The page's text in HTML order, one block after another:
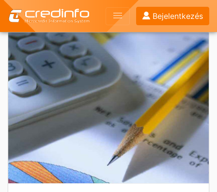
menu Bejelentkezés